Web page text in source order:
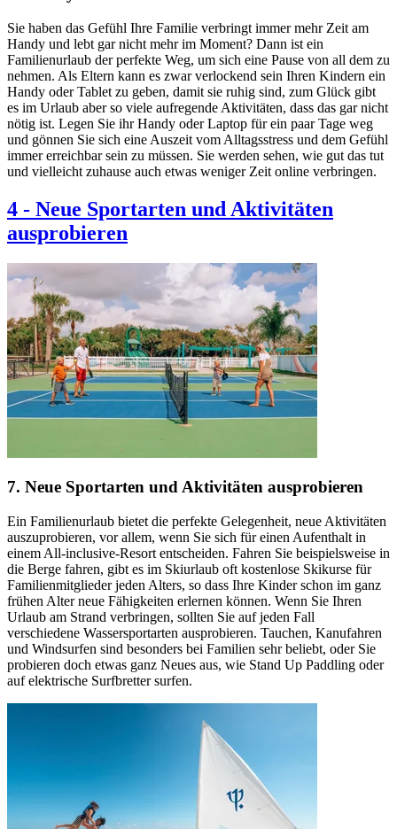
Sie haben das Gefühl Ihre Familie verbringt immer mehr Zeit am
Handy und lebt gar nicht mehr im Moment? Dann ist ein
Familienurlaub der perfekte Weg, um sich eine Pause von all dem zu
nehmen. Als Eltern kann es zwar verlockend sein Ihren Kindern ein
Handy oder Tablet zu geben, damit sie ruhig sind, zum Glück gibt
es im Urlaub aber so viele aufregende Aktivitäten, dass das gar nicht
nötig ist. Legen Sie ihr Handy oder Laptop für ein paar Tage weg
und gönnen Sie sich eine Auszeit vom Alltagsstress und dem Gefühl
immer erreichbar sein zu müssen. Sie werden sehen, wie gut das tut
und vielleicht zuhause auch etwas weniger Zeit online verbringen.
4 - Neue Sportarten und Aktivitäten
ausprobieren
7. Neue Sportarten und Aktivitäten ausprobieren
Ein Familienurlaub bietet die perfekte Gelegenheit, neue Aktivitäten
auszuprobieren, vor allem, wenn Sie sich für einen Aufenthalt in
einem All-inclusive-Resort entscheiden. Fahren Sie beispielsweise in
die Berge fahren, gibt es im Skiurlaub oft kostenlose Skikurse für
Familienmitglieder jeden Alters, so dass Ihre Kinder schon im ganz
frühen Alter neue Fähigkeiten erlernen können. Wenn Sie Ihren
Urlaub am Strand verbringen, sollten Sie auf jeden Fall
verschiedene Wassersportarten ausprobieren. Tauchen, Kanufahren
und Windsurfen sind besonders bei Familien sehr beliebt, oder Sie
probieren doch etwas ganz Neues aus, wie Stand Up Paddling oder
auf elektrische Surfbretter surfen.